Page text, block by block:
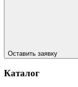
Оставить заявку
Каталог